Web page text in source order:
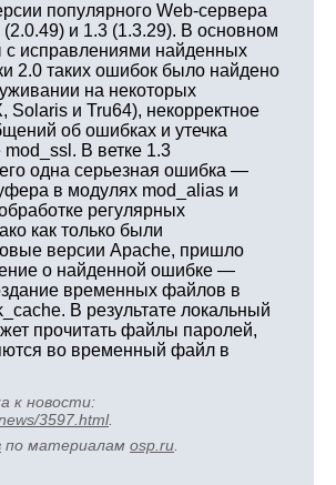
популярного Web-сервера
(2.0.49) и 1.3 (1.3.29). В основном
с исправлениями найденных
2.0 таких ошибок было найдено
на некоторых
Solaris и Tru64), некорректное
об ошибках и утечка
В ветке 1.3
одна серьезная ошибка —
в модулях mod_alias и
регулярных
как только были
версии Apache, пришло
о найденной ошибке —
временных файлов в
В результате локальный
прочитать файлы паролей,
во временный файл в
к новости:
3597.html.
по материалам osp.ru